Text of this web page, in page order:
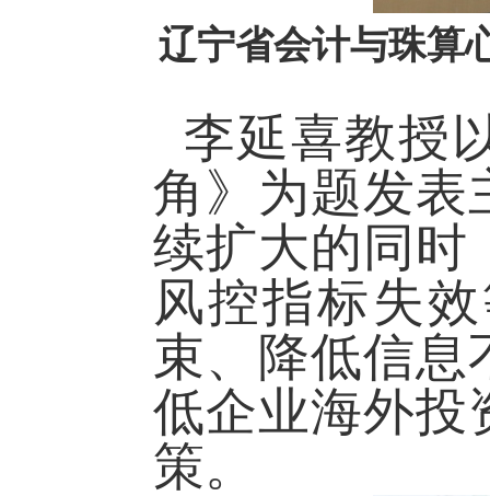
辽宁省会计与珠算
李延喜教授
角》为题发表
续扩大的同时
风控指标失
束、降低信息
低企业海外投
策。